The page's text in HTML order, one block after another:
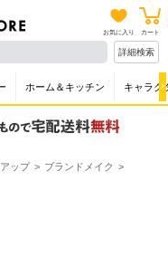
お気に入り カート
詳細検索
ホーム＆キッチン キャラク
ップ
ブランドメイク